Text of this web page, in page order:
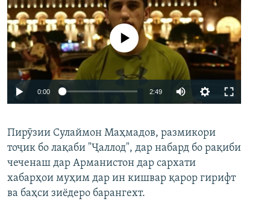
Auto 240p 360p 480p
720p 1080p
Феълан кор намекунад
0:00 2:49
360p
480p
Пирӯзии Сулаймон Маҳмадов, размикори
тоҷик бо лақаби "Ҷаллод", дар набард бо рақиби
чеченаш дар Арманистон дар сархати
хабарҳои муҳим дар ин кишвар қарор гирифт
ва баҳси зиёдеро барангехт.